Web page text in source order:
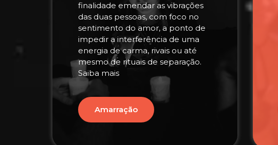
finalidade emendar as vibrações
das duas pessoas, com foco no
sentimento do amor, a ponto de
impedir a interferência de uma
energia de carma, rivais ou até
mesmo de rituais de separação.
Saiba mais
Amarração